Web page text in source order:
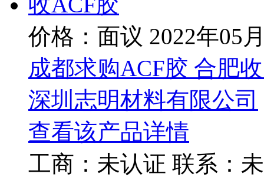
价格：面议 2022年05
成都求购ACF胶 合肥
深圳志明材料有限公司
查看该产品详情
工商： 未认证 联系：